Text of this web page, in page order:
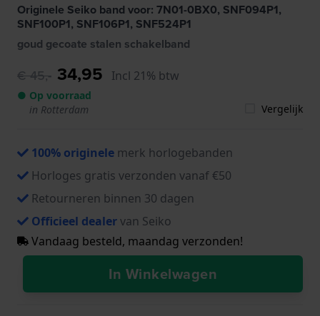
Originele Seiko band voor: 7N01-0BX0, SNF094P1,
SNF100P1, SNF106P1, SNF524P1
goud gecoate stalen schakelband
€ 45,- 34,95 Incl 21% btw
● Op voorraad
in Rotterdam
Vergelijk
100% originele merk horlogebanden
Horloges gratis verzonden vanaf €50
Retourneren binnen 30 dagen
Officieel dealervan Seiko
Vandaag besteld, maandag verzonden!
In Winkelwagen